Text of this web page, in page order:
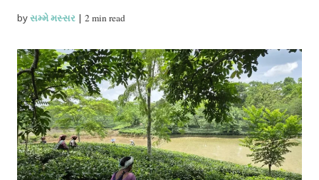
byસમ્મે મસ્સર |2 min read